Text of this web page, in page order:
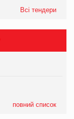
Всі тендери
повний список